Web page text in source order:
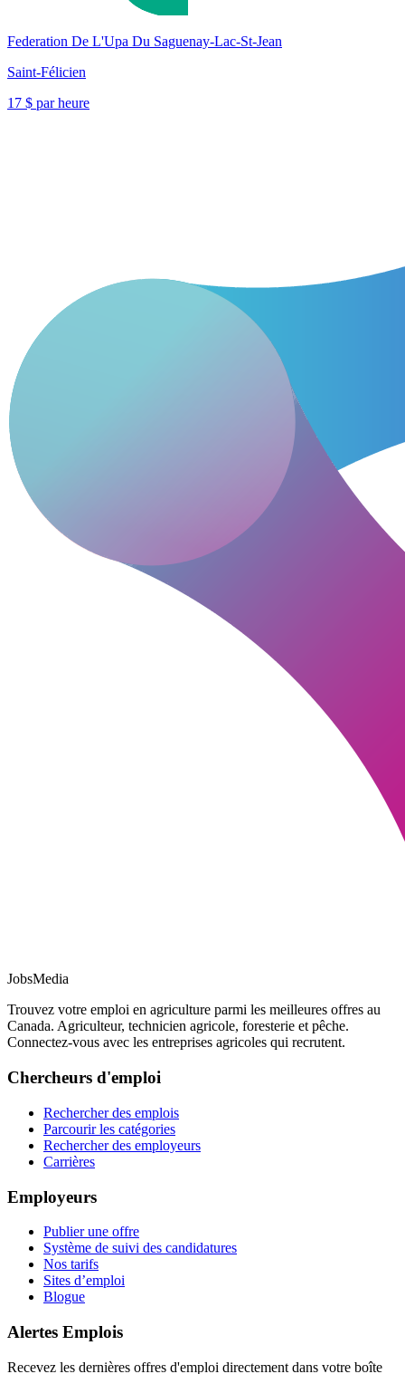
Federation De L'Upa Du Saguenay-Lac-St-Jean
Saint-Félicien
17 $ par heure
JobsMedia
Trouvez votre emploi en agriculture parmi les meilleures offres au
Canada. Agriculteur, technicien agricole, foresterie et pêche.
Connectez-vous avec les entreprises agricoles qui recrutent.
Chercheurs d'emploi
Rechercher des emplois
Parcourir les catégories
Rechercher des employeurs
Carrières
Employeurs
Publier une offre
Système de suivi des candidatures
Nos tarifs
Sites d’emploi
Blogue
Alertes Emplois
Recevez les dernières offres d'emploi directement dans votre boîte